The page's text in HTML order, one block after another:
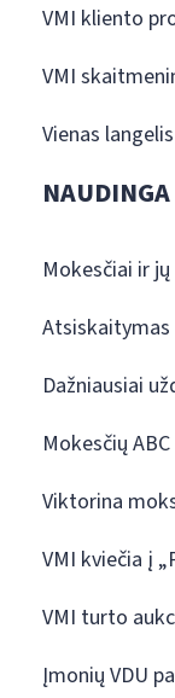
VMI kliento
VMI
Vienas
NAUDINGA
Mokesčiai ir
Atsiskaitymas
Dažniausiai
Mokesčių ABC
Viktorina
VMI kviečia į
VMI turto
Įmonių VDU